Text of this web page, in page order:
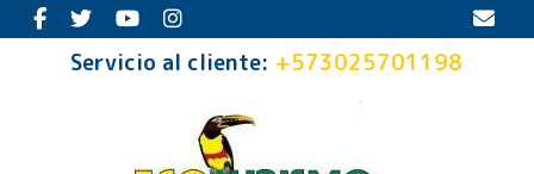
Servicio al cliente: +573025701198